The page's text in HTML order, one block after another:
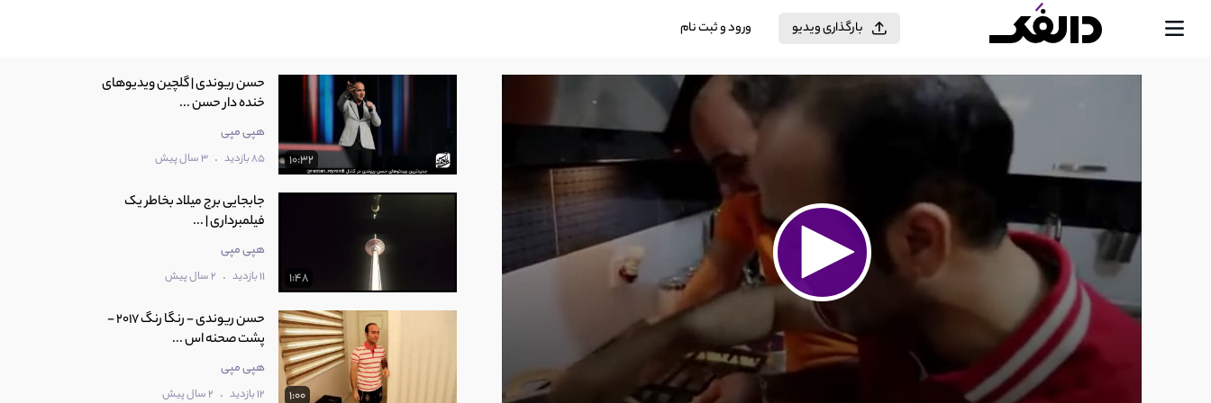
بارگذاری ویدیو ورود و ثبت نام
10:32
حسن ریوندی | گلچین ویدیوهای
خنده دار حسن ...
هپی مپی
85 بازدید . 3 سال پیش
1:48
جابجایی برج میلاد بخاطر یک
فیلمبرداری | ...
هپی مپی
11 بازدید . 2 سال پیش
1:00
حسن ریوندی - رنگا رنگ 2017 -
پشت صحنه اس ...
هپی مپی
12 بازدید . 2 سال پیش